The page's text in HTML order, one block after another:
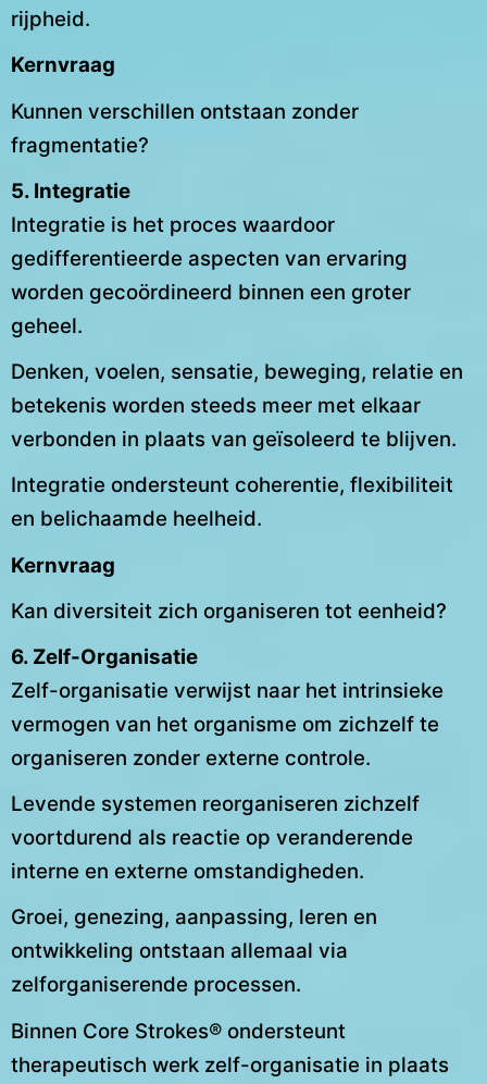
rijpheid.
Kernvraag
Kunnen verschillen ontstaan zonder
fragmentatie?
5. Integratie
Integratie is het proces waardoor
gedifferentieerde aspecten van ervaring
worden gecoördineerd binnen een groter
geheel.
Denken, voelen, sensatie, beweging, relatie en
betekenis worden steeds meer met elkaar
verbonden in plaats van geïsoleerd te blijven.
Integratie ondersteunt coherentie, flexibiliteit
en belichaamde heelheid.
Kernvraag
Kan diversiteit zich organiseren tot eenheid?
6. Zelf-Organisatie
Zelf-organisatie verwijst naar het intrinsieke
vermogen van het organisme om zichzelf te
organiseren zonder externe controle.
Levende systemen reorganiseren zichzelf
voortdurend als reactie op veranderende
interne en externe omstandigheden.
Groei, genezing, aanpassing, leren en
ontwikkeling ontstaan allemaal via
zelforganiserende processen.
Binnen Core Strokes® ondersteunt
therapeutisch werk zelf-organisatie in plaats